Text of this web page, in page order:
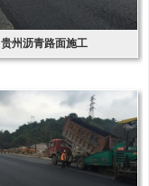
贵州沥青路面施工